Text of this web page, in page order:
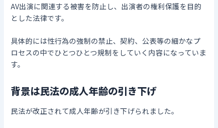
AV出演に関連する被害を防止し、出演者の権利保護を目的
とした法律です。
具体的には性行為の強制の禁止、契約、公表等の細かなプ
ロセスの中でひとつひとつ規制をしていく内容になっていま
す。
背景は民法の成人年齢の引き下げ
民法が改正されて成人年齢が引き下げられました。